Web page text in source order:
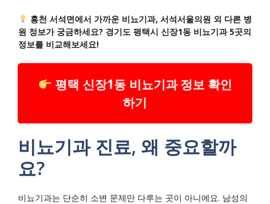
홍천 서석면에서 가까운 비뇨기과, 서석서울의원 외 다른 병
원 정보가 궁금하세요? 경기도 평택시 신장1동 비뇨기과 5곳의
정보를 비교해보세요!
평택 신장1동 비뇨기과 정보 확인
하기
비뇨기과 진료, 왜 중요할까
요?
비뇨기과는 단순히 소변 문제만 다루는 곳이 아니에요. 남성의